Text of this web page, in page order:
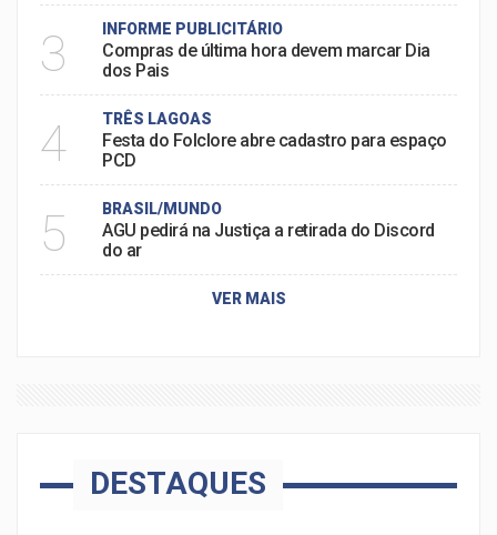
3 INFORME PUBLICITÁRIO
Compras de última hora devem marcar Dia
dos Pais
4 TRÊS LAGOAS
Festa do Folclore abre cadastro para espaço
PCD
5 BRASIL/MUNDO
AGU pedirá na Justiça a retirada do Discord
do ar
VER MAIS
DESTAQUES